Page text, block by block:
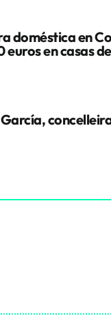
doméstica en
en casas de